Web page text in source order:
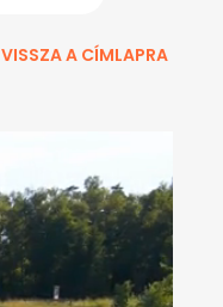
VISSZA A CÍMLAPRA